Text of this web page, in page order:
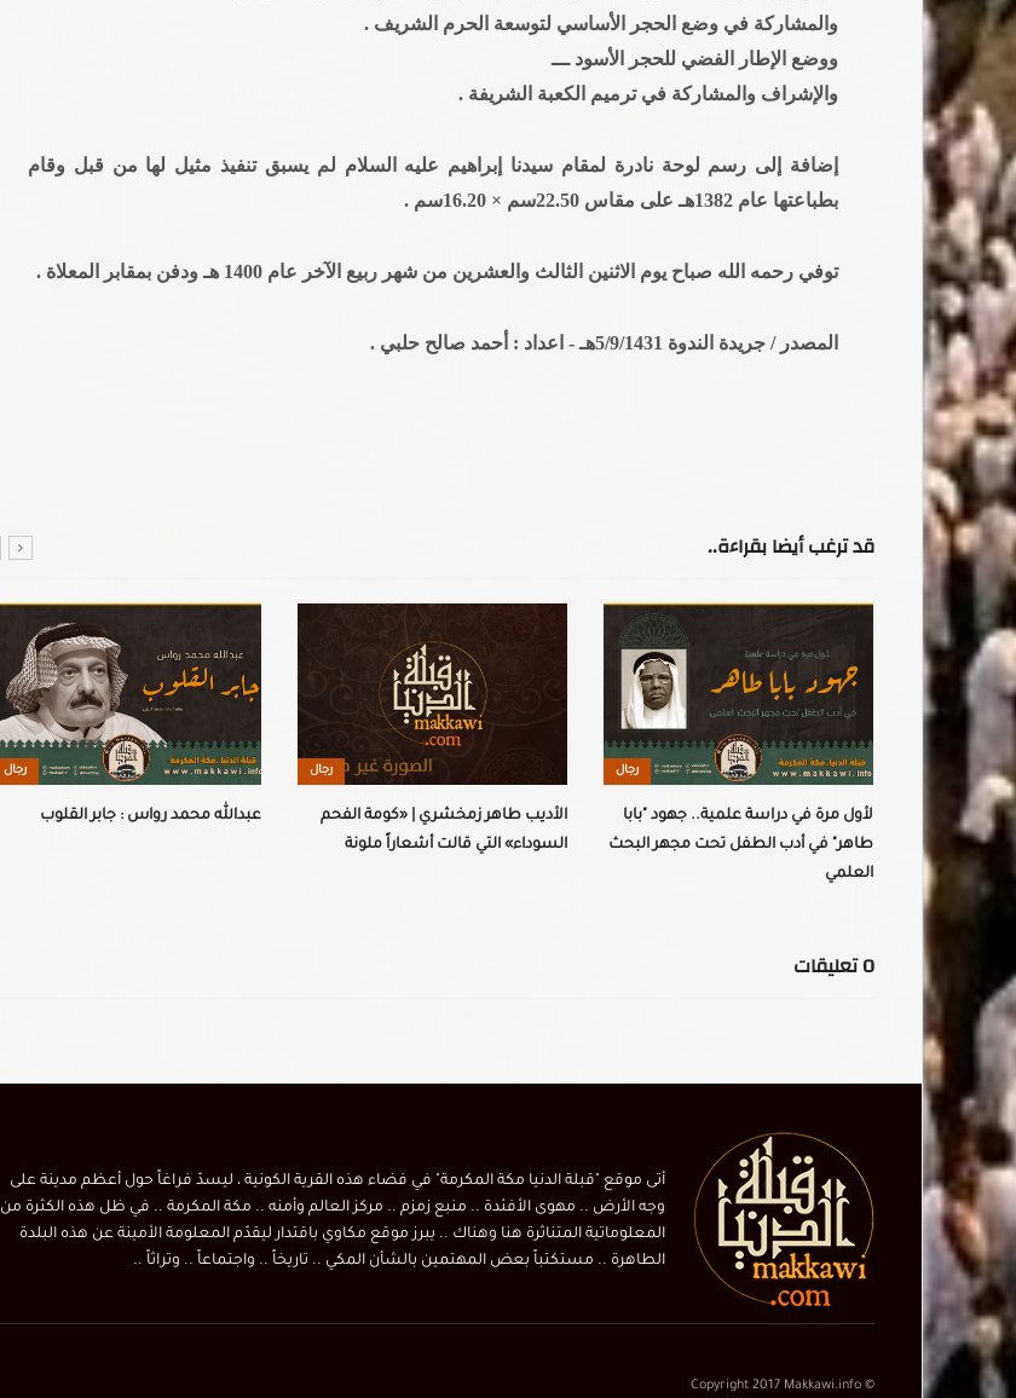
والمشاركة في وضع الحجر الأساسي لتوسعة الحرم الشريف .
ووضع الإطار الفضي للحجر الأسود ـــ
والإشراف والمشاركة في ترميم الكعبة الشريفة .
إضافة إلى رسم لوحة نادرة لمقام سيدنا إبراهيم عليه السلام لم يسبق تنفيذ مثيل لها من قبل وقام
بطباعتها عام 1382هـ على مقاس 22.50سم × 16.20سم .
توفي رحمه الله صباح يوم الاثنين الثالث والعشرين من شهر ربيع الآخر عام 1400 هـ ودفن بمقابر المعلاة .
المصدر / جريدة الندوة 5/9/1431هـ - اعداد : أحمد صالح حلبي .
قد ترغب أيضا بقراءة..
رجال
عبدالله محمد رواس : جابر القلوب
رجال
الأديب طاهر زمخشري | «كومة الفحم
السوداء» التي قالت أشعاراً ملونة
رجال
لأول مرة في دراسة علمية.. جهود "بابا
طاهر" في أدب الطفل تحت مجهر البحث
العلمي
رحمه الله
0تعليقات
أتى موقع "قبلة الدنيا مكة المكرمة" في فضاء هذه القرية الكونية ، ليسدّ فراغاً حول أعظم مدينة على
وجه الأرض .. مهوى الأفئدة .. منبع زمزم .. مركز العالم وأمنه .. مكة المكرمة .. في ظل هذه الكثرة من
المعلوماتية المتناثرة هنا وهناك .. يبرز موقع مكاوي باقتدار ليقدّم المعلومة الأمينة عن هذه البلدة
الطاهرة .. مستكتباً بعض المهتمين بالشأن المكي .. تاريخاً .. واجتماعاً .. وتراثاً ..
© Copyright 2017 Makkawi.info